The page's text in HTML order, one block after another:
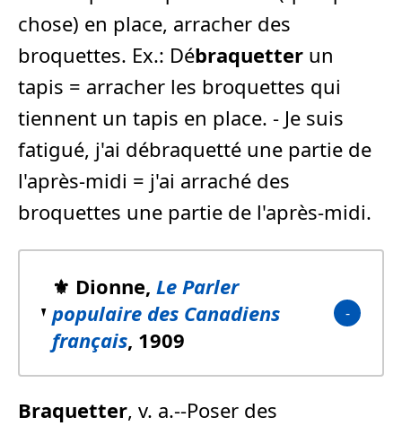
chose) en place, arracher des
broquettes. Ex.: Débraquetter un
tapis = arra­cher les broquettes qui
tiennent un tapis en place. - Je suis
fatigué, j'ai débraquetté une partie de
l'après-midi = j'ai arraché des
broquettes une partie de l'après-midi.
⚜️ Dionne, Le Parler
populaire des Canadiens
français, 1909
Braquetter, v. a.--Poser des